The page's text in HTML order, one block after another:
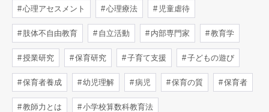
心理アセスメント 心理療法 児童虐待
肢体不自由教育 自立活動 内部専門家 教育学
授業研究 保育研究 子育て支援 子どもの遊び
保育者養成 幼児理解 病児 保育の質 保育者
教師力とは 小学校算数科教育法